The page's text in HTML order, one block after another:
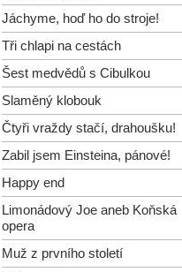
Jáchyme, hoď ho do stroje!
Tři chlapi na cestách
Šest medvědů s Cibulkou
Slaměný klobouk
Čtyři vraždy stačí, drahoušku!
Zabil jsem Einsteina, pánové!
Happy end
Limonádový Joe aneb Koňská
opera
Muž z prvního století